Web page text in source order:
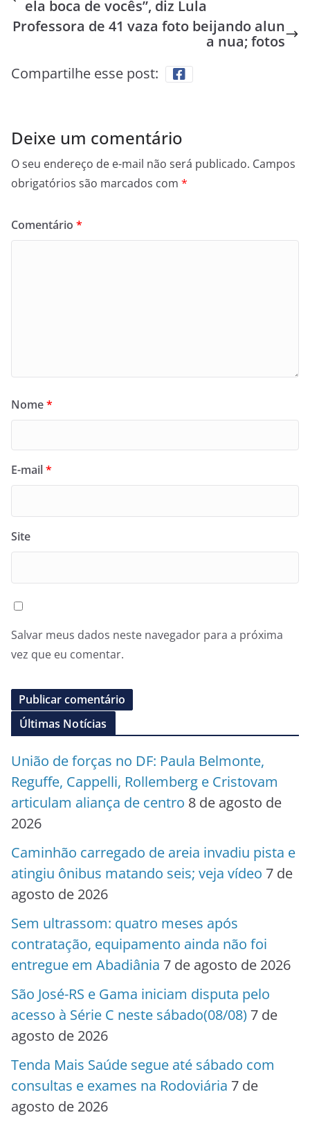
ela boca de vocês”, diz Lula
Professora de 41 vaza foto beijando alun
a nua; fotos
Compartilhe esse post:
Deixe um comentário
O seu endereço de e-mail não será publicado. Campos
obrigatórios são marcados com *
Comentário *
Nome*
E-mail*
Site
Salvar meus dados neste navegador para a próxima
vez que eu comentar.
Últimas Notícias
União de forças no DF: Paula Belmonte,
Reguffe, Cappelli, Rollemberg e Cristovam
articulam aliança de centro 8 de agosto de
2026
Caminhão carregado de areia invadiu pista e
atingiu ônibus matando seis; veja vídeo 7 de
agosto de 2026
Sem ultrassom: quatro meses após
contratação, equipamento ainda não foi
entregue em Abadiânia 7 de agosto de 2026
São José-RS e Gama iniciam disputa pelo
acesso à Série C neste sábado(08/08) 7 de
agosto de 2026
Tenda Mais Saúde segue até sábado com
consultas e exames na Rodoviária 7 de
agosto de 2026